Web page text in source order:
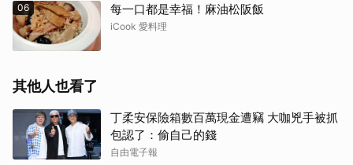
06 每一口都是幸福！麻油松阪飯
iCook 愛料理
其他人也看了
丁柔安保險箱數百萬現金遭竊 大咖兇手被抓
包認了：偷自己的錢
自由電子報